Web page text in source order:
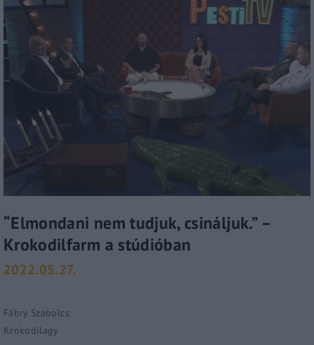
“Elmondani nem tudjuk, csináljuk.” –
Krokodilfarm a stúdióban
2022.05.27.
Fábry Szabolcs
Krokodilagy